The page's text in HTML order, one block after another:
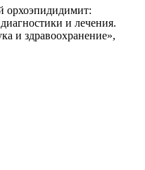
и лечения.
и здравоохранение»,